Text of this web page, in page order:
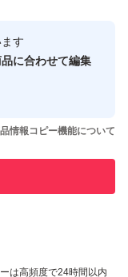
ーザーです
た実績があります
があります
は高頻度で24時間以内
す
に合わせて編集
情報コピー機能について